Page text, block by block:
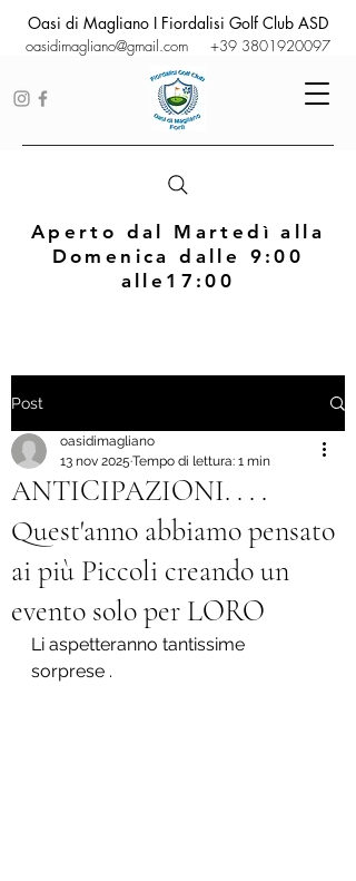
oasidimagliano@gmail.com +39 3801920097
Oasi di Magliano I Fiordalisi Golf Club ASD
Aperto dal Martedì alla
Domenica dalle 9:00
alle17:00
Post
ANTICIPAZIONI. . . .
Quest'anno abbiamo pensato
ai più Piccoli creando un
evento solo per LORO
oasidimagliano
13 nov 2025 Tempo di lettura: 1 min
Li aspetteranno tantissime
sorprese .